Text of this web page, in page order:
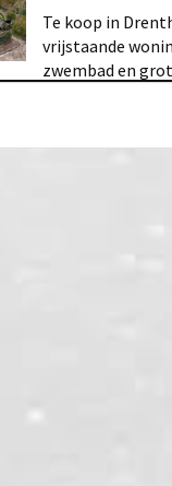
Te koop in
vrijstaande
zwembad en